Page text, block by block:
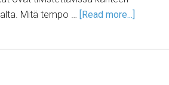
Mitä tempo … [Read more...]